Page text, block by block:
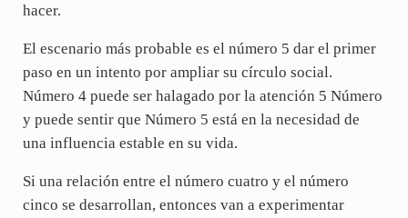
hacer.
El escenario más probable es el número 5 dar el primer
paso en un intento por ampliar su círculo social.
Número 4 puede ser halagado por la atención 5 Número
y puede sentir que Número 5 está en la necesidad de
una influencia estable en su vida.
Si una relación entre el número cuatro y el número
cinco se desarrollan, entonces van a experimentar